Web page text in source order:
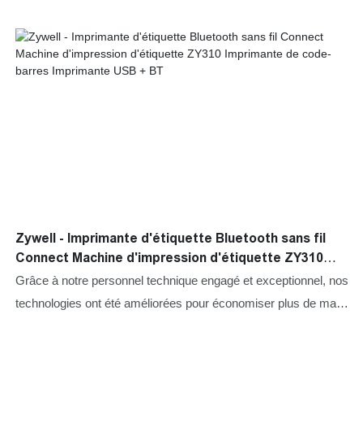
Zywell - Imprimante d'étiquette Bluetooth sans fil
Connect Machine d'impression d'étiquette ZY310
Imprimante de code-barres Imprimante USB + BT
Grâce à notre personnel technique engagé et exceptionnel, nos
technologies ont été améliorées pour économiser plus de main-